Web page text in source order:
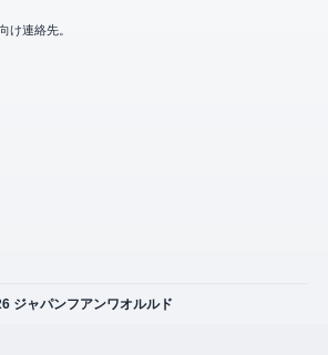
け連絡先。
ジャパンフアンワオルルド